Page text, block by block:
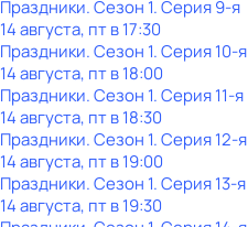
Праздники. Сезон 1. Серия 9-я
14 августа, пт в 17:30
Праздники. Сезон 1. Серия 10-я
14 августа, пт в 18:00
Праздники. Сезон 1. Серия 11-я
14 августа, пт в 18:30
Праздники. Сезон 1. Серия 12-я
14 августа, пт в 19:00
Праздники. Сезон 1. Серия 13-я
14 августа, пт в 19:30